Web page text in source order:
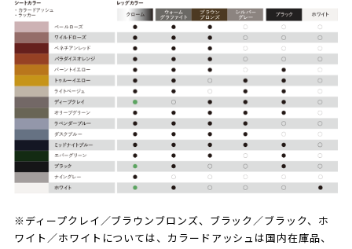
※ディープクレイ／ブラウンブロンズ、ブラック／ブラック、ホ
ワイト／ホワイトについては、カラードアッシュは国内在庫品、